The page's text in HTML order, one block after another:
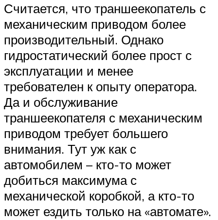
Считается, что траншеекопатель с
механическим приводом более
производительный. Однако
гидростатический более прост с
эксплуатации и менее
требователен к опыту оператора.
Да и обслуживание
траншеекопателя с механическим
приводом требует большего
внимания. Тут уж как с
автомобилем – кто-то может
добиться максимума с
механической коробкой, а кто-то
может ездить только на «автомате».